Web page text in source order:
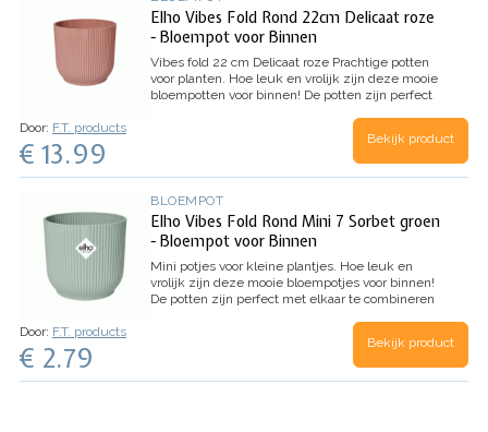
100% gerecyceled materiaal.
Afmeting: 7 x 7 cm Volume: 0.2 liter Inhoud: 1
stuk
Elho Vibes Fold Rond 22cm Delicaat roze
- Bloempot voor Binnen
Vibes fold 22 cm Delicaat roze Prachtige potten
voor planten. Hoe leuk en vrolijk zijn deze mooie
bloempotten voor binnen! De potten zijn perfect
maten. Een hoge kwaliteit pot die het interieur
jarenlang voorzien van kleur en groen. Extra mooi
is natuurlijk de wijze waarop deze pot is
geproduceert. Zowel geproduceert op
milieuvriendelijke wijze, als gemaakt van 100%
gerecyceled materiaal.
Afmeting: 22 x 20 cm Volume: 6,2 liter Inhoud: 1
stuk
Door: F.T. products
€ 13.99 Bekijk product
BLOEMPOT
Elho Vibes Fold Rond Mini 7 Sorbet groen
- Bloempot voor Binnen
Mini potjes voor kleine plantjes. Hoe leuk en
vrolijk zijn deze mooie bloempotjes voor binnen!
De potten zijn perfect met elkaar te combineren
die het interieur jarenlang voorzien van kleur en
Extra mooi is natuurlijk de wijze waarop
Zowel geproduceert
op milieuvriendelijke wijze, als gemaakt van
Door: F.T. products
€ 2.79 Bekijk product